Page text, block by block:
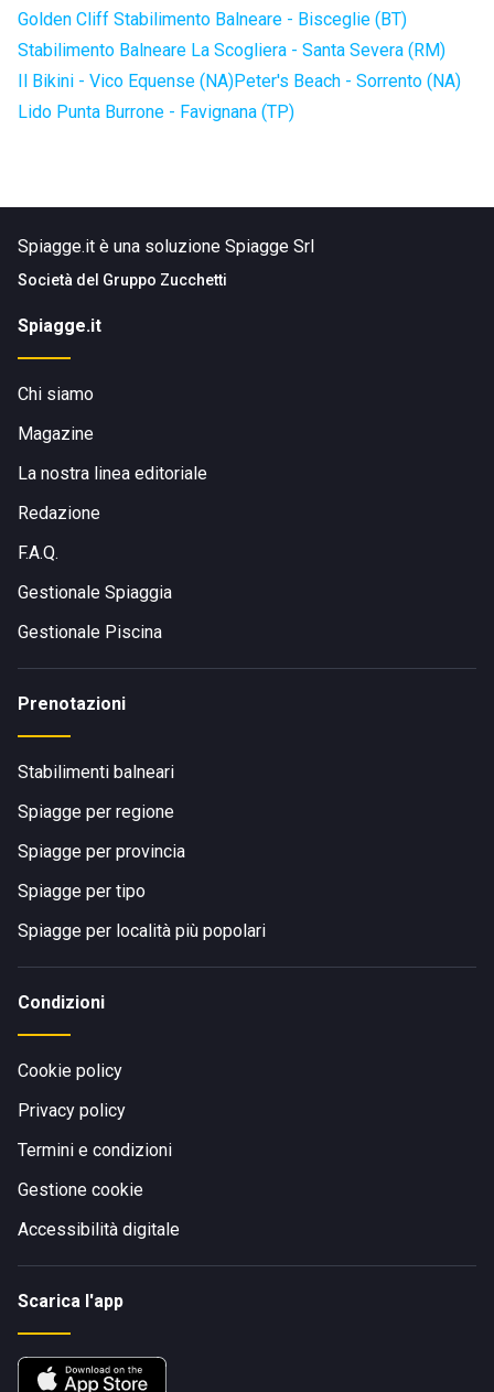
Golden Cliff Stabilimento Balneare - Bisceglie (BT)
Stabilimento Balneare La Scogliera - Santa Severa (RM)
Il Bikini - Vico Equense (NA)Peter's Beach - Sorrento (NA)
Lido Punta Burrone - Favignana (TP)
Spiagge.it è una soluzione Spiagge Srl
Società del Gruppo Zucchetti
Spiagge.it
Chi siamo
Magazine
La nostra linea editoriale
Redazione
F.A.Q.
Gestionale Spiaggia
Gestionale Piscina
Prenotazioni
Stabilimenti balneari
Spiagge per regione
Spiagge per provincia
Spiagge per tipo
Spiagge per località più popolari
Condizioni
Cookie policy
Privacy policy
Termini e condizioni
Gestione cookie
Accessibilità digitale
Scarica l'app